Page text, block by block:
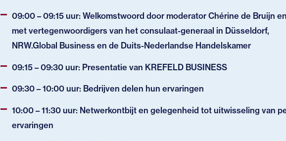
09:00 – 09:15 uur: Welkomstwoord door moderator Chérine de Bruijn
met vertegenwoordigers van het consulaat-generaal in Düsseldorf,
NRW.Global Business en de Duits-Nederlandse Handelskamer
09:15 – 09:30 uur: Presentatie van KREFELD BUSINESS
09:30 – 10:00 uur: Bedrijven delen hun ervaringen
10:00 – 11:30 uur: Netwerkontbijt en gelegenheid tot uitwisseling van
ervaringen